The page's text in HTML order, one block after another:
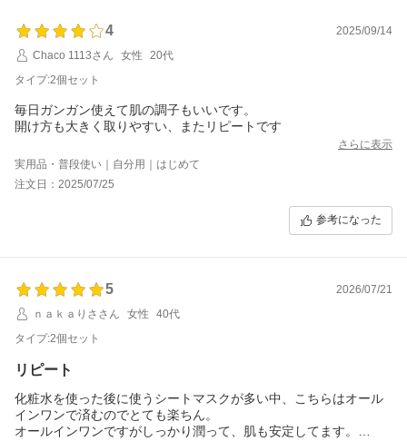
4
2025/09/14
Chaco 1113さん
女性
20代
タイプ:2個セット
毎日ガンガン使えて肌の調子もいいです。
開け方も大きく取りやすい、またリピートです
さらに表示
実用品・普段使い｜自分用｜はじめて
注文日：2025/07/25
参考になった
5
2026/07/21
ｎａｋａりささん
女性
40代
タイプ:2個セット
リピート
化粧水を使った後に使うシートマスクが多い中、こちらはオール
インワンで済むのでとても楽ちん。
オールインワンですがしっかり潤って、肌も安定してます。